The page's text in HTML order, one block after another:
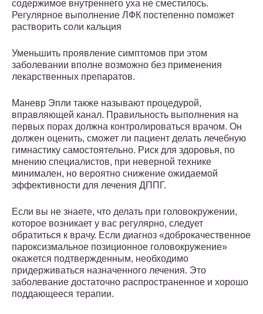
содержимое внутреннего уха не сместилось.
Регулярное выполнение ЛФК постепенно поможет
растворить соли кальция
Уменьшить проявление симптомов при этом
заболевании вполне возможно без применения
лекарственных препаратов.
Маневр Эпли также называют процедурой,
вправляющей канал. Правильность выполнения на
первых порах должна контролироваться врачом. Он
должен оценить, сможет ли пациент делать лечебную
гимнастику самостоятельно. Риск для здоровья, по
мнению специалистов, при неверной технике
минимален, но вероятно снижение ожидаемой
эффективности для лечения ДППГ.
Если вы не знаете, что делать при головокружении,
которое возникает у вас регулярно, следует
обратиться к врачу. Если диагноз «доброкачественное
пароксизмальное позиционное головокружение»
окажется подтвержденным, необходимо
придерживаться назначенного лечения. Это
заболевание достаточно распространенное и хорошо
поддающееся терапии.